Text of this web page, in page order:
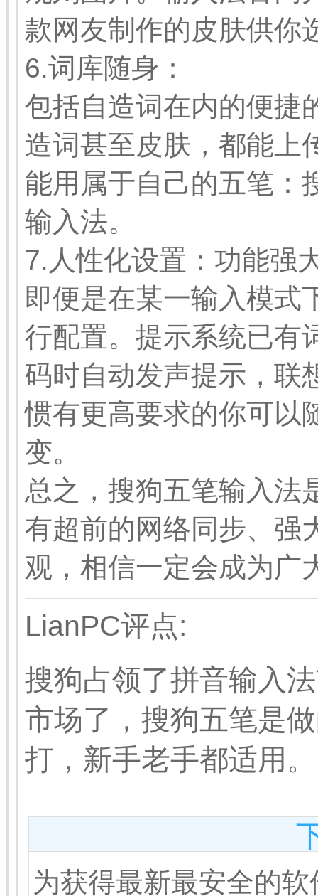
款网友制作的皮肤供你
6.词库随身：
包括自造词在内的便捷
造词甚至皮肤，都能上
能用属于自己的五笔：
输入法。
7.人性化设置：功能强
即便是在某一输入模式
行配置。提示系统已有
码时自动发声提示，联
惯有更高要求的你可以
变。
总之，搜狗五笔输入法
有超前的网络同步、强
观，相信一定会成为广
LianPC评点:
搜狗占领了拼音输入
市场了，搜狗五笔是
打，新手老手都适用。
为获得最新最安全的